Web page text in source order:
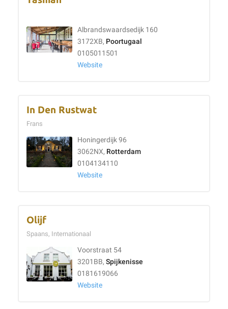
Albrandswaardsedijk 160
3172XB, Poortugaal
0105011501
Website
In Den Rustwat
Frans
Honingerdijk 96
3062NX, Rotterdam
0104134110
Website
Olijf
Spaans, Internationaal
Voorstraat 54
3201BB, Spijkenisse
0181619066
Website